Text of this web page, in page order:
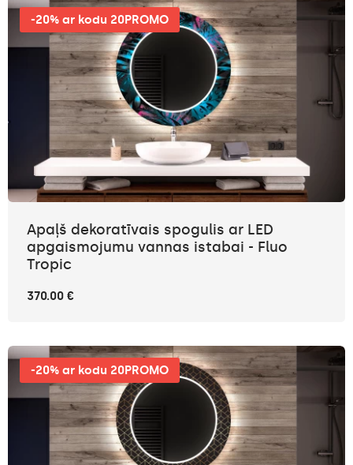
-20% ar kodu 20PROMO
Apaļš dekoratīvais spogulis ar LED
apgaismojumu vannas istabai - Fluo
Tropic
370.00 €
-20% ar kodu 20PROMO